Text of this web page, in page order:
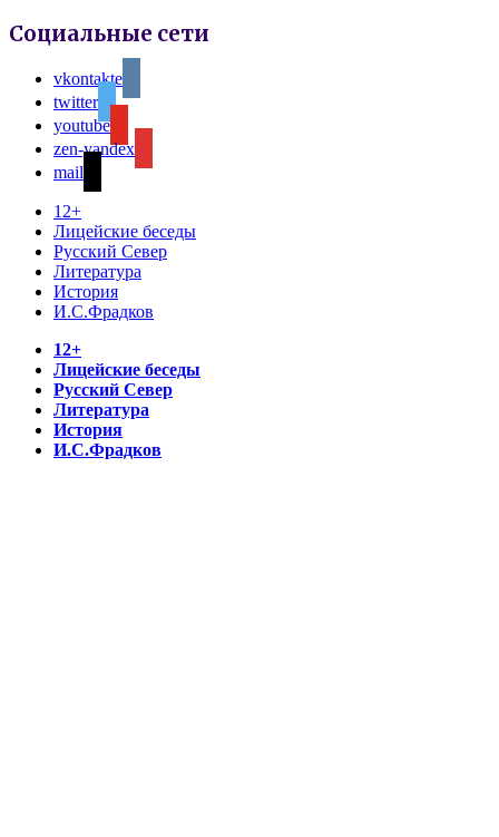
Социальные сети
vkontakte
twitter
youtube
zen-yandex
mail
12+
Лицейские беседы
Русский Север
Литература
История
И.С.Фрадков
12+
Лицейские беседы
Русский Север
Литература
История
И.С.Фрадков